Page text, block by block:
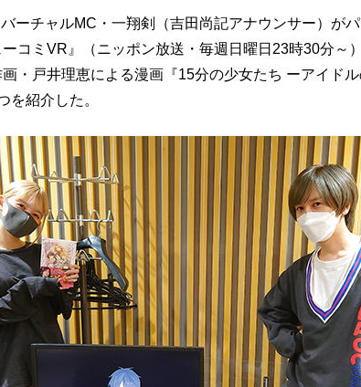
ーチャルMC・一翔剣（吉田尚記アナウンサー）が
コミVR』（ニッポン放送・毎週日曜日23時30分～
・戸井理恵による漫画『15分の少女たち ーアイド
を紹介した。